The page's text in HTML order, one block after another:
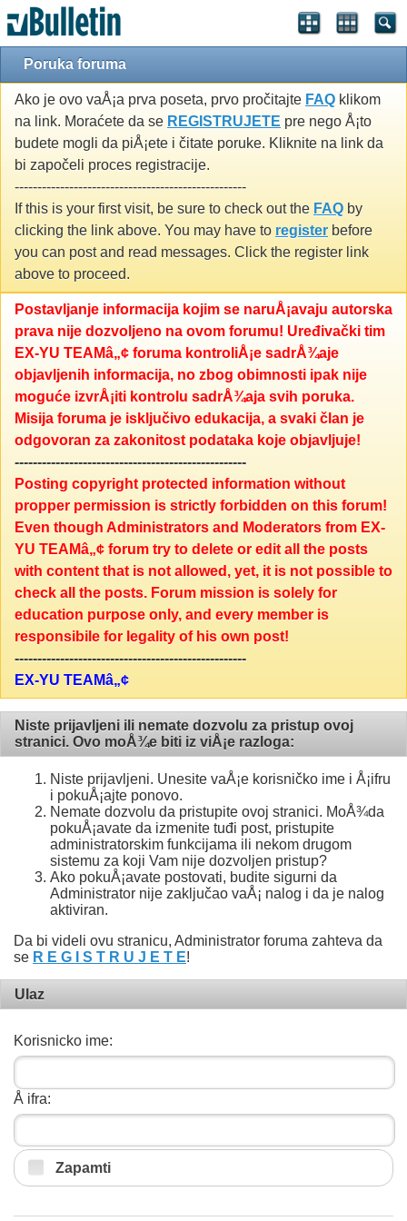
Poruka foruma
Ako je ovo vaÅ¡a prva poseta, prvo pročitajte FAQ klikom
na link. Moraćete da se REGISTRUJETE pre nego Å¡to
budete mogli da piÅ¡ete i čitate poruke. Kliknite na link da
bi započeli proces registracije.
---------------------------------------------------
If this is your first visit, be sure to check out the FAQ by
clicking the link above. You may have to register before
you can post and read messages. Click the register link
above to proceed.
Postavljanje informacija kojim se naruÅ¡avaju autorska
prava nije dozvoljeno na ovom forumu! Uređivački tim
EX-YU TEAMâ„¢ foruma kontroliÅ¡e sadrÅ¾aje
objavljenih informacija, no zbog obimnosti ipak nije
moguće izvrÅ¡iti kontrolu sadrÅ¾aja svih poruka.
Misija foruma je isključivo edukacija, a svaki član je
odgovoran za zakonitost podataka koje objavljuje!
---------------------------------------------------
Posting copyright protected information without
propper permission is strictly forbidden on this forum!
Even though Administrators and Moderators from EX-
YU TEAMâ„¢ forum try to delete or edit all the posts
with content that is not allowed, yet, it is not possible to
check all the posts. Forum mission is solely for
education purpose only, and every member is
responsibile for legality of his own post!
---------------------------------------------------
EX-YU TEAMâ„¢
Niste prijavljeni ili nemate dozvolu za pristup ovoj
stranici. Ovo moÅ¾e biti iz viÅ¡e razloga:
Niste prijavljeni. Unesite vaÅ¡e korisničko ime i Å¡ifru
i pokuÅ¡ajte ponovo.
Nemate dozvolu da pristupite ovoj stranici. MoÅ¾da
pokuÅ¡avate da izmenite tuđi post, pristupite
administratorskim funkcijama ili nekom drugom
sistemu za koji Vam nije dozvoljen pristup?
Ako pokuÅ¡avate postovati, budite sigurni da
Administrator nije zaključao vaÅ¡ nalog i da je nalog
aktiviran.
Da bi videli ovu stranicu, Administrator foruma zahteva da
se R E G I S T R U J E T E!
Ulaz
Korisnicko ime:
Å ifra:
Zapamti